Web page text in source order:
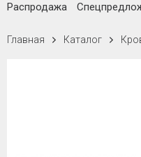
Распродажа
Главная Каталог